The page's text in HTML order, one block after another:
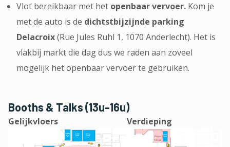
Vlot bereikbaar met het openbaar vervoer. Kom je
met de auto is de dichtstbijzijnde parking
Delacroix(Rue Jules Ruhl 1, 1070 Anderlecht). Het is
vlakbij markt die dag dus we raden aan zoveel
mogelijk het openbaar vervoer te gebruiken.
Booths & Talks (13u-16u)
Gelijkvloers Verdieping